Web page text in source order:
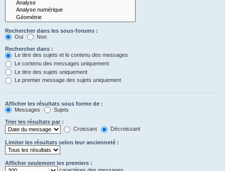
Rechercher dans les sous-forums :
Oui
Non
Rechercher dans :
Le titre des sujets et le contenu des messages
Le contenu des messages uniquement
Le titre des sujets uniquement
Le premier message des sujets uniquement
Afficher les résultats sous forme de :
Messages
Sujets
Trier les résultats par :
Croissant
Décroissant
Limiter les résultats selon leur ancienneté :
Afficher seulement les premiers :